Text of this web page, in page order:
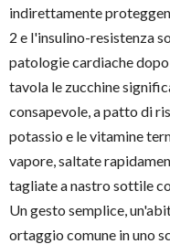
indirettamente
2 e l'insulino-resistenza
patologie cardiache
tavola le zucchine
consapevole, a patto di
potassio e le vitamine
vapore, saltate
tagliate a nastro sottile
Un gesto semplice,
ortaggio comune in uno